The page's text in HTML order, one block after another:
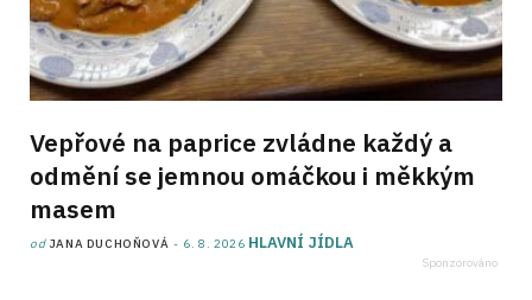
Vepřové na paprice zvládne každý a
odmění se jemnou omáčkou i měkkým
masem
od JANA DUCHOŇOVÁ 6. 8. 2026 HLAVNÍ JÍDLA